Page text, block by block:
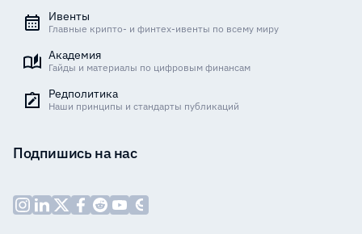
Ивенты
Главные крипто- и финтех-ивенты по всему миру
Академия
Гайды и материалы по цифровым финансам
Редполитика
Наши принципы и стандарты публикаций
Подпишись на нас